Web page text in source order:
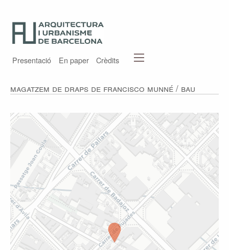
Presentació En paper Crèdits
Magatzem de draps de Francisco Munné / BAU